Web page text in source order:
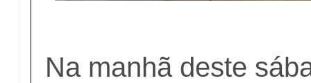
Na manhã deste